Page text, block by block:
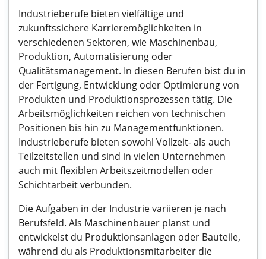
Industrieberufe bieten vielfältige und
zukunftssichere Karrieremöglichkeiten in
verschiedenen Sektoren, wie Maschinenbau,
Produktion, Automatisierung oder
Qualitätsmanagement. In diesen Berufen bist du in
der Fertigung, Entwicklung oder Optimierung von
Produkten und Produktionsprozessen tätig. Die
Arbeitsmöglichkeiten reichen von technischen
Positionen bis hin zu Managementfunktionen.
Industrieberufe bieten sowohl Vollzeit- als auch
Teilzeitstellen und sind in vielen Unternehmen
auch mit flexiblen Arbeitszeitmodellen oder
Schichtarbeit verbunden.
Die Aufgaben in der Industrie variieren je nach
Berufsfeld. Als Maschinenbauer planst und
entwickelst du Produktionsanlagen oder Bauteile,
während du als Produktionsmitarbeiter die